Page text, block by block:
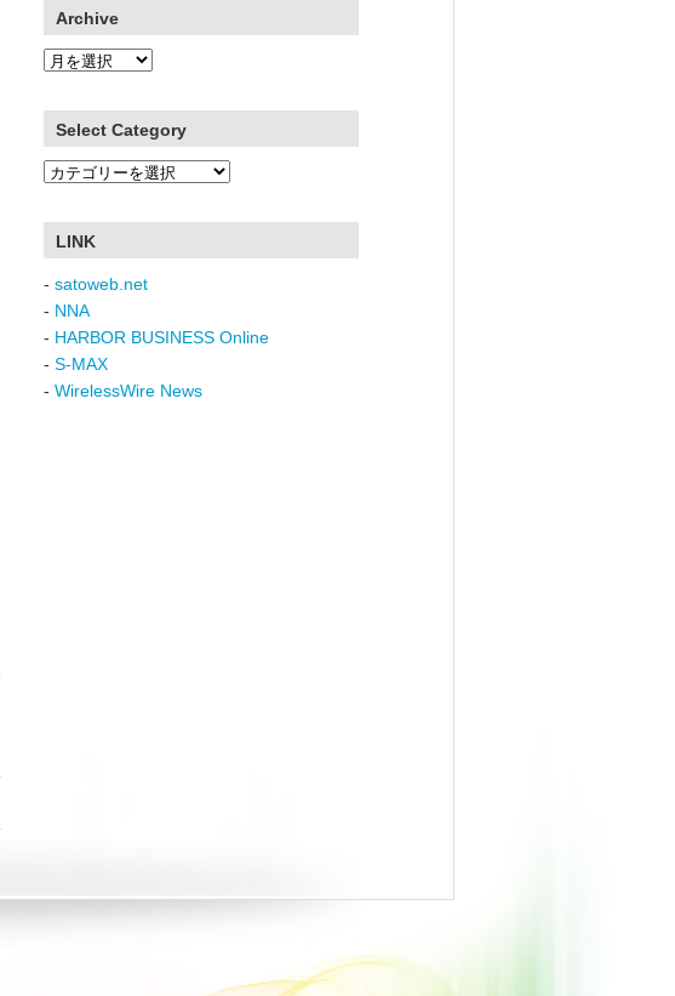
Archive
Archive
Select Category
Select
LINK
- satoweb.net
- NNA
- HARBOR BUSINESS Online
- S-MAX
- WirelessWire News